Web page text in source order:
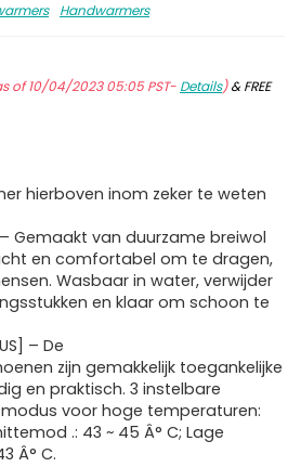
Handwarmers
of 10/04/2023 05:05 PST- Details)&FREE
hierboven inom zeker te weten
– Gemaakt van duurzame breiwol
en comfortabel om te dragen,
Wasbaar in water, verwijder
en klaar om schoon te
– De
zijn gemakkelijk toegankelijke
en praktisch. 3 instelbare
voor hoge temperaturen:
.: 43 ~ 45 Â° C; Lage
Â° C.